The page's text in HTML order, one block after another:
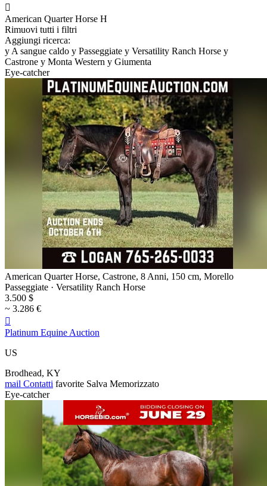

American Quarter Horse H
Rimuovi tutti i filtri
Aggiungi ricerca:
y A sangue caldo y Passeggiate y Versatility Ranch Horse y
Castrone y Monta Western y Giumenta
Eye-catcher
American Quarter Horse, Castrone, 8 Anni, 150 cm, Morello
Passeggiate · Versatility Ranch Horse
3.500 $
~ 3.286 €

Platinum Equine Auction
US
Brodhead, KY
mail Contatti favorite Salva Memorizzato
Eye-catcher